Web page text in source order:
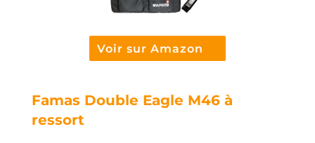
Voir sur Amazon
Famas Double Eagle M46 à
ressort